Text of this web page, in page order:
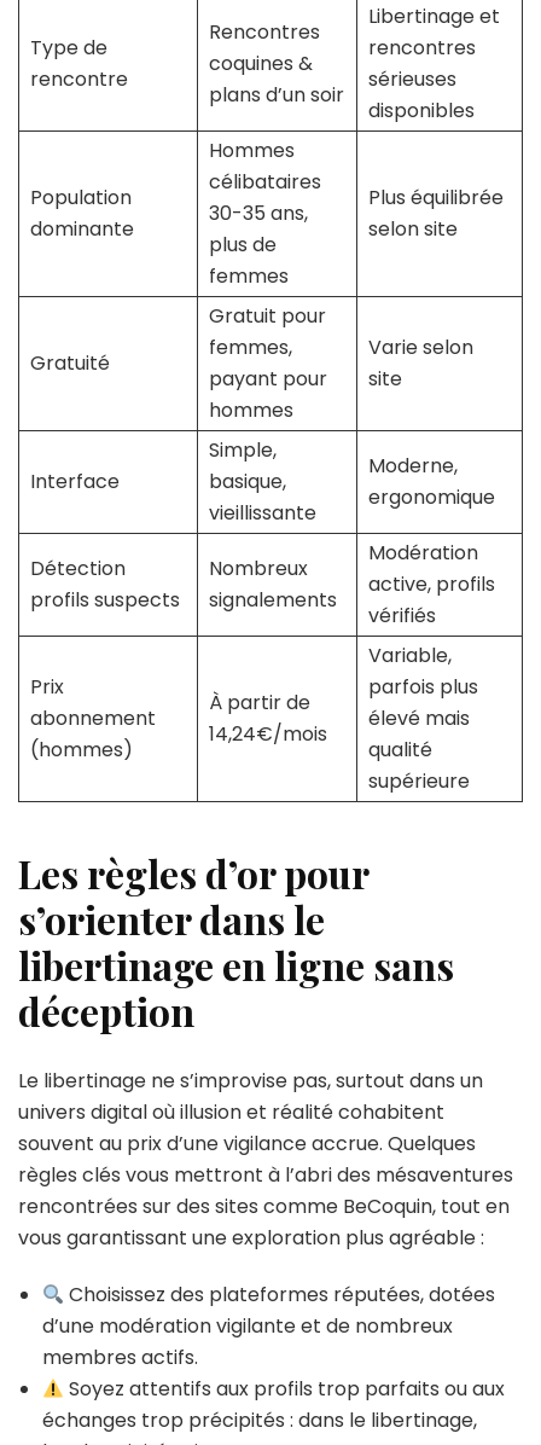
Type de
rencontre
Rencontres
coquines &
plans d’un soir
Libertinage et
rencontres
sérieuses
disponibles
Population
dominante
Hommes
célibataires
30-35 ans,
plus de
femmes
Plus équilibrée
selon site
Gratuité
Gratuit pour
femmes,
payant pour
hommes
Varie selon
site
Interface
Simple,
basique,
vieillissante
Moderne,
ergonomique
Détection
profils suspects
Nombreux
signalements
Modération
active, profils
vérifiés
Prix
abonnement
(hommes)
À partir de
14,24€/mois
Variable,
parfois plus
élevé mais
qualité
supérieure
Les règles d’or pour
s’orienter dans le
libertinage en ligne sans
déception
Le libertinage ne s’improvise pas, surtout dans un
univers digital où illusion et réalité cohabitent
souvent au prix d’une vigilance accrue. Quelques
règles clés vous mettront à l’abri des mésaventures
rencontrées sur des sites comme BeCoquin, tout en
vous garantissant une exploration plus agréable :
Choisissez des plateformes réputées, dotées
d’une modération vigilante et de nombreux
membres actifs.
Soyez attentifs aux profils trop parfaits ou aux
échanges trop précipités : dans le libertinage,